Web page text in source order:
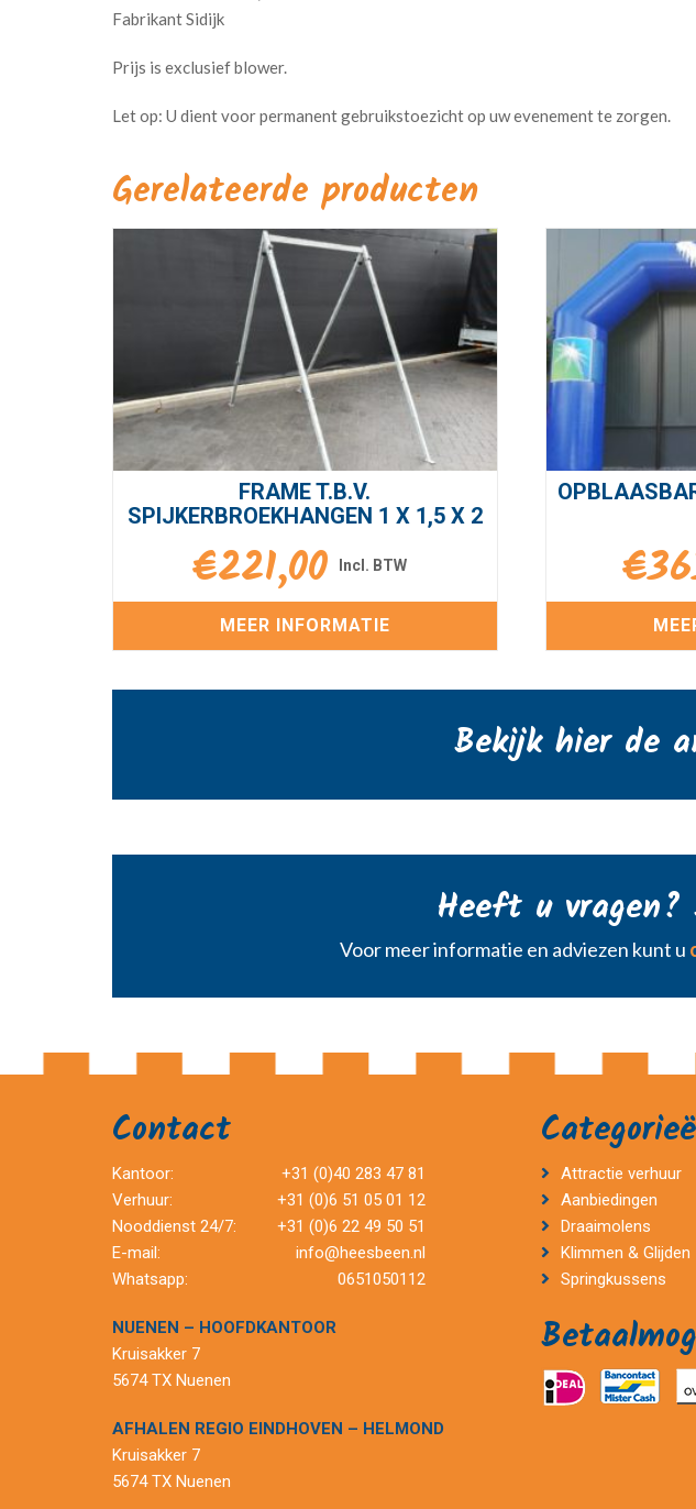
Fabrikant Sidijk
Prijs is exclusief blower.
Gerelateerde producten
FRAME T.B.V.
SPIJKERBROEKHANGEN 1 X 1,5 X 2
€221,00
MEER INFORMATIE
€
Bekijk hier de
Heeft u vragen?
Voor meer informatie en adviezen kunt u
Contact
Kantoor:
+31 (0)40 283 47 81
Verhuur:
+31 (0)6 51 05 01 12
Nooddienst 24/7:
+31 (0)6 22 49 50 51
E-mail:
info@heesbeen.nl
Whatsapp:
0651050112
NUENEN – HOOFDKANTOOR
Kruisakker 7
5674 TX Nuenen
AFHALEN REGIO EINDHOVEN – HELMOND
Kruisakker 7
5674 TX Nuenen
Attractie verhuur
Aanbiedingen
Draaimolens
Klimmen & Glijden
Springkussens